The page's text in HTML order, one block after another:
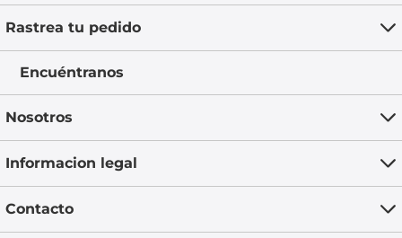
Rastrea tu pedido
Encuéntranos
Nosotros
Informacion legal
Contacto